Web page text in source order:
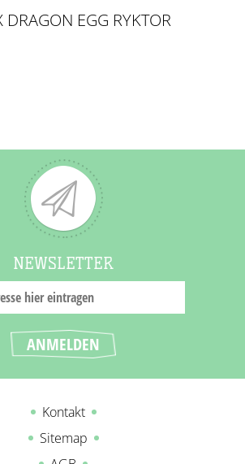
DRAGON EGG RYKTOR
NEWSLETTER
Kontakt
Sitemap